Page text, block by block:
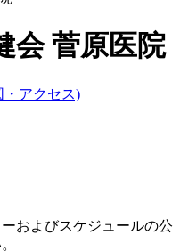
会 菅原医院
・アクセス)
およびスケジュールの公